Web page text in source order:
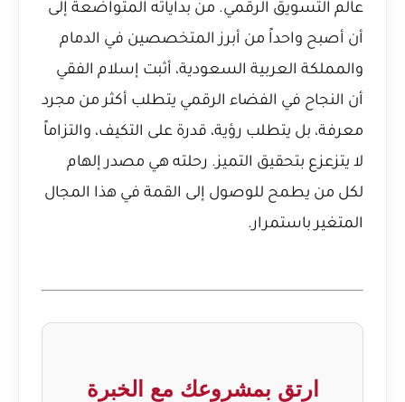
عالم التسويق الرقمي. من بداياته المتواضعة إلى
أن أصبح واحداً من أبرز المتخصصين في الدمام
والمملكة العربية السعودية، أثبت إسلام الفقي
أن النجاح في الفضاء الرقمي يتطلب أكثر من مجرد
معرفة، بل يتطلب رؤية، قدرة على التكيف، والتزاماً
لا يتزعزع بتحقيق التميز. رحلته هي مصدر إلهام
لكل من يطمح للوصول إلى القمة في هذا المجال
المتغير باستمرار.
ارتقِ بمشروعك مع الخبرة